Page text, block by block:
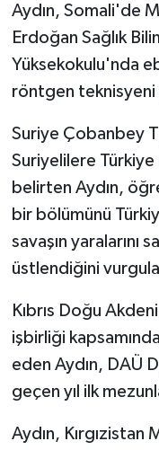
Aydın, Somali'de
Erdoğan Sağlık
Yüksekokulu'nda
röntgen
Suriye Çobanbey
Suriyelilere
belirten Aydın,
bir bölümünü
savaşın yaralarını
üstlendiğini
Kıbrıs Doğu
işbirliği
eden Aydın, DAÜ
geçen yıl ilk
Aydın,